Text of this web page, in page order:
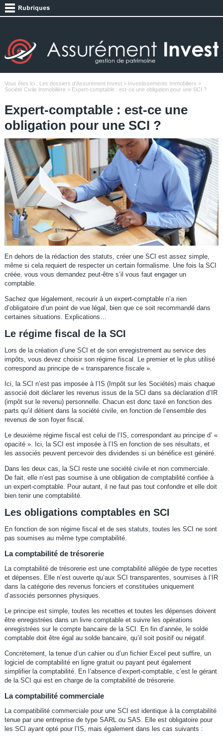
Vous êtes ici : Les dossiers d'Assurément Invest> Investissements Immobiliers >
Société Civile Immobilière> Expert-comptable : est-ce une obligation pour une SCI ?
Expert-comptable : est-ce une
obligation pour une SCI ?
En dehors de la rédaction des statuts, créer une SCI est assez simple,
même si cela requiert de respecter un certain formalisme. Une fois la SCI
créée, vous vous demandez peut-être s’il vous faut engager un
comptable.
Sachez que légalement, recourir à un expert-comptable n’a rien
d’obligatoire d’un point de vue légal, bien que ce soit recommandé dans
certaines situations. Explications…
Le régime fiscal de la SCI
Lors de la création d’une SCI et de son enregistrement au service des
impôts, vous devez choisir son régime fiscal. Le premier et le plus utilisé
correspond au principe de « transparence fiscale ».
Ici, la SCI n’est pas imposée à l’IS (Impôt sur les Sociétés) mais chaque
associé doit déclarer les revenus issus de la SCI dans sa déclaration d’IR
(impôt sur le revenu) personnelle. Chacun est donc taxé en fonction des
parts qu’il détient dans la société civile, en fonction de l’ensemble des
revenus de son foyer fiscal.
Le deuxième régime fiscal est celui de l’IS, correspondant au principe d’ «
opacité ». Ici, la SCI est imposée à l’IS en fonction de ses résultats, et
les associés peuvent percevoir des dividendes si un bénéfice est généré.
Dans les deux cas, la SCI reste une société civile et non commerciale.
De fait, elle n’est pas soumise à une obligation de comptabilité confiée à
un expert-comptable. Pour autant, il ne faut pas tout confondre et elle doit
bien tenir une comptabilité.
Les obligations comptables en SCI
En fonction de son régime fiscal et de ses statuts, toutes les SCI ne sont
pas soumises au même type comptabilité.
La comptabilité de trésorerie
La comptabilité de trésorerie est une comptabilité allégée de type recettes
et dépenses. Elle n’est ouverte qu’aux SCI transparentes, soumises à l’IR
dans la catégorie des revenus fonciers et constituées uniquement
d’associés personnes physiques.
Le principe est simple, toutes les recettes et toutes les dépenses doivent
être enregistrées dans un livre comptable et suivre les opérations
enregistrées sur le compte bancaire de la SCI. En fin d’année, le solde
comptable doit être égal au solde bancaire, qu’il soit positif ou négatif.
Concrètement, la tenue d’un cahier ou d’un fichier Excel peut suffire, un
logiciel de comptabilité en ligne gratuit ou payant peut également
simplifier la comptabilité. En l’absence d’expert-comptable, c’est le gérant
de la SCI qui est en charge de la comptabilité de trésorerie.
La comptabilité commerciale
La compatibilité commerciale pour une SCI est identique à la comptabilité
tenue par une entreprise de type SARL ou SAS. Elle est obligatoire pour
les SCI ayant opté pour l’IS, mais également dans les cas suivants :